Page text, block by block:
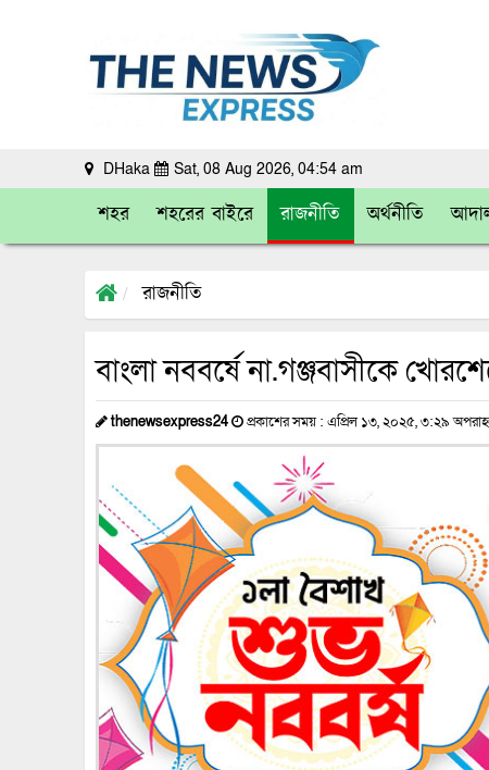
DHaka Sat, 08 Aug 2026, 04:54 am
শহর শহরের বাইরে রাজনীতি অর্থনীতি
রাজনীতি
বাংলা নববর্ষে না.গঞ্জবাসীকে
thenewsexpress24 প্রকাশের সময় : এপ্রিল ১৩, ২০২৫, ৩:২৯